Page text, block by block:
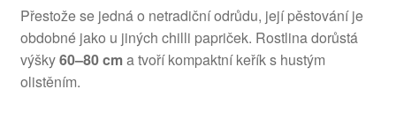
Přestože se jedná o netradiční odrůdu, její pěstování je
obdobné jako u jiných chilli papriček. Rostlina dorůstá
výšky60–80 cma tvoří kompaktní keřík s hustým
olistěním.